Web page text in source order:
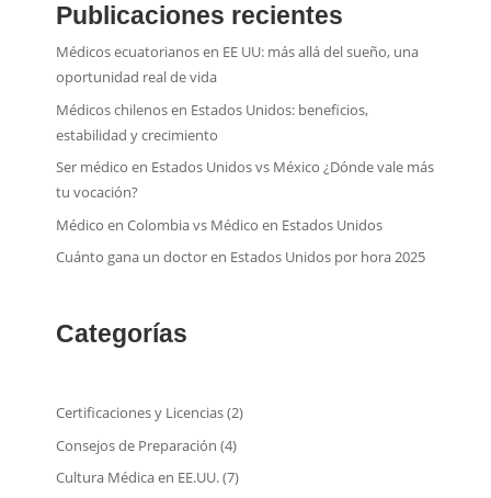
Publicaciones recientes
Médicos ecuatorianos en EE UU: más allá del sueño, una
oportunidad real de vida
Médicos chilenos en Estados Unidos: beneficios,
estabilidad y crecimiento
Ser médico en Estados Unidos vs México ¿Dónde vale más
tu vocación?
Médico en Colombia vs Médico en Estados Unidos
Cuánto gana un doctor en Estados Unidos por hora 2025
Categorías
Certificaciones y Licencias(2)
Consejos de Preparación (4)
Cultura Médica en EE.UU.(7)